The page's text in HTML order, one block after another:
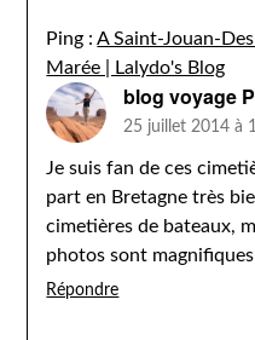
Ping :A Saint-Jouan-
Marée | Lalydo's Blog
blog voyage
25 juillet 2014 à
Je suis fan de ces
part en Bretagne très
cimetières de bateaux,
photos sont
Répondre